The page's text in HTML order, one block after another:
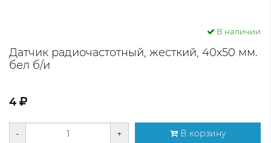
В наличии
Датчик радиочастотный, жесткий, 40х50 мм.
бел б/и
4
- + В корзину